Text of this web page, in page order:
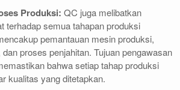
Produksi: QC juga melibatkan
terhadap semua tahapan produksi
pemantauan mesin produksi,
proses penjahitan. Tujuan pengawasan
bahwa setiap tahap produksi
kualitas yang ditetapkan.